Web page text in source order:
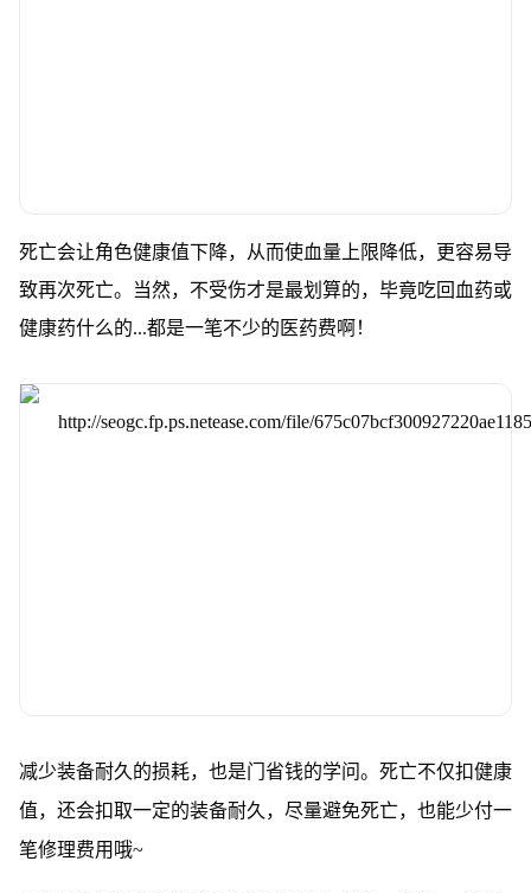
死亡会让角色健康值下降，从而使血量上限降低，更容易导
致再次死亡。当然，不受伤才是最划算的，毕竟吃回血药或
健康药什么的...都是一笔不少的医药费啊！
减少装备耐久的损耗，也是门省钱的学问。死亡不仅扣健康
值，还会扣取一定的装备耐久，尽量避免死亡，也能少付一
笔修理费用哦~